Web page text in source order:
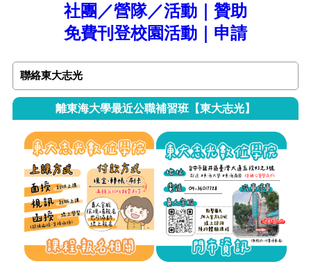
社團／營隊／活動｜贊助
免費刊登校園活動｜申請
聯絡東大志光
離東海大學最近公職補習班【東大志光】